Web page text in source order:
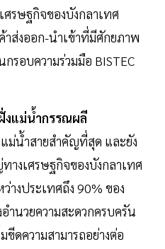
รษฐกิจของบังกลาเทศ
ส่งออก-นำเข้าที่มีศักยภาพ
รอบความร่วมมือ BISTEC
งแม่น้ำกรรณผลี
ม่น้ำสายสำคัญที่สุด และยัง
งเศรษฐกิจของบังกลาเทศ
างประเทศถึง 90% ของ
ำนวยความสะดวกครบครัน
ดความสามารถอย่างต่อ